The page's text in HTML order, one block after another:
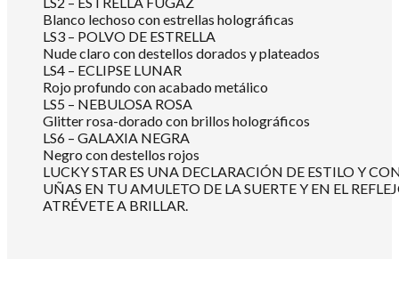
Blanco lechoso con estrellas holográficas
LS3 – POLVO DE ESTRELLA
Nude claro con destellos dorados y plateados
LS4 – ECLIPSE LUNAR
Rojo profundo con acabado metálico
LS5 – NEBULOSA ROSA
Glitter rosa-dorado con brillos holográficos
LS6 – GALAXIA NEGRA
Negro con destellos rojos
LUCKY STAR ES UNA DECLARACIÓN DE ESTILO Y
UÑAS EN TU AMULETO DE LA SUERTE Y EN EL
ATRÉVETE A BRILLAR.